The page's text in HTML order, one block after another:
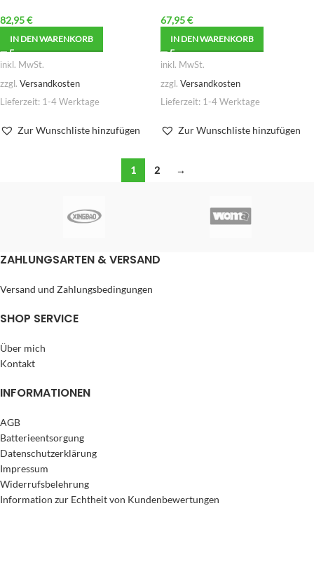
82,95€
IN DEN WARENKORB
inkl. MwSt.
zzgl. Versandkosten
Lieferzeit: 1-4 Werktage
Zur Wunschliste hinzufügen
67,95€
IN DEN WARENKORB
inkl. MwSt.
zzgl. Versandkosten
Lieferzeit: 1-4 Werktage
Zur Wunschliste hinzufügen
1 2 →
ZAHLUNGSARTEN & VERSAND
Versand und Zahlungsbedingungen
SHOP SERVICE
Über mich
Kontakt
INFORMATIONEN
AGB
Batterieentsorgung
Datenschutzerklärung
Impressum
Widerrufsbelehrung
Information zur Echtheit von Kundenbewertungen